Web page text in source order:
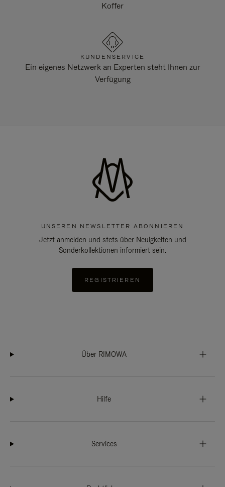
Koffer
KUNDENSERVICE
Ein eigenes Netzwerk an Experten steht Ihnen zur
Verfügung
UNSEREN NEWSLETTER ABONNIEREN
Jetzt anmelden und stets über Neuigkeiten und
Sonderkollektionen informiert sein.
REGISTRIEREN
Über RIMOWA
Hilfe
Services